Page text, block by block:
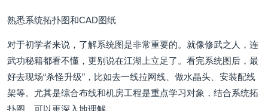
熟悉系统拓扑图和CAD图纸
对于初学者来说，了解系统图是非常重要的。就像修武之人，连
武功秘籍都看不懂，更别说在江湖上立足了。看完系统图后，最
好去现场“杀怪升级”，比如去一线拉网线、做水晶头、安装配线
架等。尤其是综合布线和机房工程是重点学习对象，结合系统拓
扑图，可以更深入地理解。